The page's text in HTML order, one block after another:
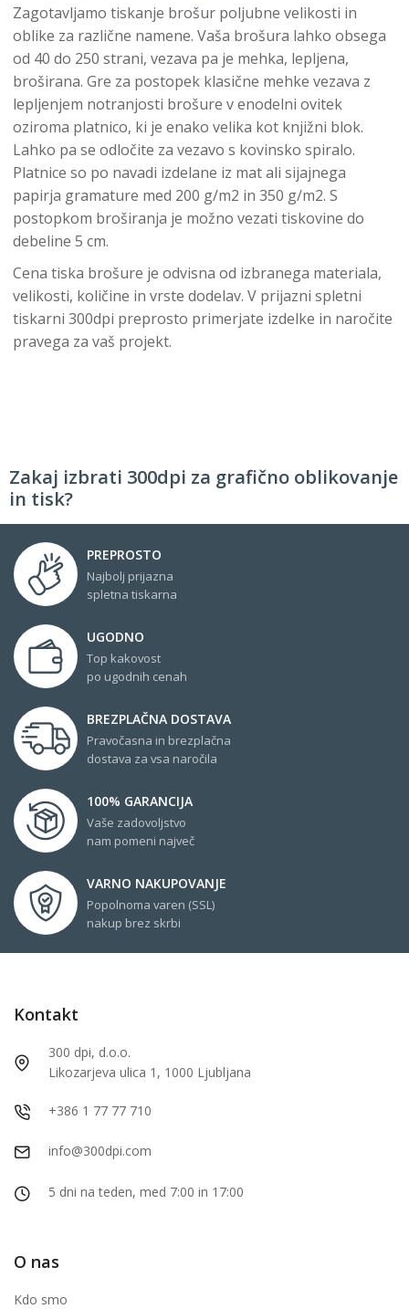
Zagotavljamo tiskanje brošur poljubne velikosti in
oblike za različne namene. Vaša brošura lahko obsega
od 40 do 250 strani, vezava pa je mehka, lepljena,
broširana. Gre za postopek klasične mehke vezava z
lepljenjem notranjosti brošure v enodelni ovitek
oziroma platnico, ki je enako velika kot knjižni blok.
Lahko pa se odločite za vezavo s kovinsko spiralo.
Platnice so po navadi izdelane iz mat ali sijajnega
papirja gramature med 200 g/m2 in 350 g/m2. S
postopkom broširanja je možno vezati tiskovine do
debeline 5 cm.
Cena tiska brošure je odvisna od izbranega materiala,
velikosti, količine in vrste dodelav. V prijazni spletni
tiskarni 300dpi preprosto primerjate izdelke in naročite
pravega za vaš projekt.
Zakaj izbrati 300dpi za grafično oblikovanje
in tisk?
PREPROSTO
Najbolj prijazna
spletna tiskarna
UGODNO
Top kakovost
po ugodnih cenah
BREZPLAČNA DOSTAVA
Pravočasna in brezplačna
dostava za vsa naročila
100% GARANCIJA
Vaše zadovoljstvo
nam pomeni največ
VARNO NAKUPOVANJE
Popolnoma varen (SSL)
nakup brez skrbi
Kontakt
300 dpi, d.o.o.
Likozarjeva ulica 1, 1000 Ljubljana
+386 1 77 77 710
info@300dpi.com
5 dni na teden, med 7:00 in 17:00
O nas
Kdo smo